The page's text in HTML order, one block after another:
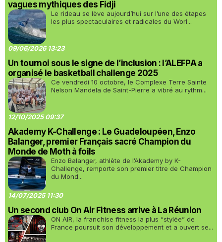
vagues mythiques des Fidji
Le rideau se lève aujourd’hui sur l’une des étapes
les plus spectaculaires et radicales du Worl...
09/06/2026 13:23
Un tournoi sous le signe de l’inclusion : l’ALEFPA a
organisé le basketball challenge 2025
Ce vendredi 10 octobre, le Complexe Terre Sainte
Nelson Mandela de Saint-Pierre a vibré au rythm...
12/10/2025 09:37
Akademy K-Challenge : Le Guadeloupéen, Enzo
Balanger, premier Français sacré Champion du
Monde de Moth à foils
Enzo Balanger, athlète de l’Akademy by K-
Challenge, remporte son premier titre de Champion
du Mond...
14/07/2025 11:30
Un second club On Air Fitness arrive à La Réunion
ON AIR, la franchise fitness la plus “stylée” de
France poursuit son développement et a ouvert se...